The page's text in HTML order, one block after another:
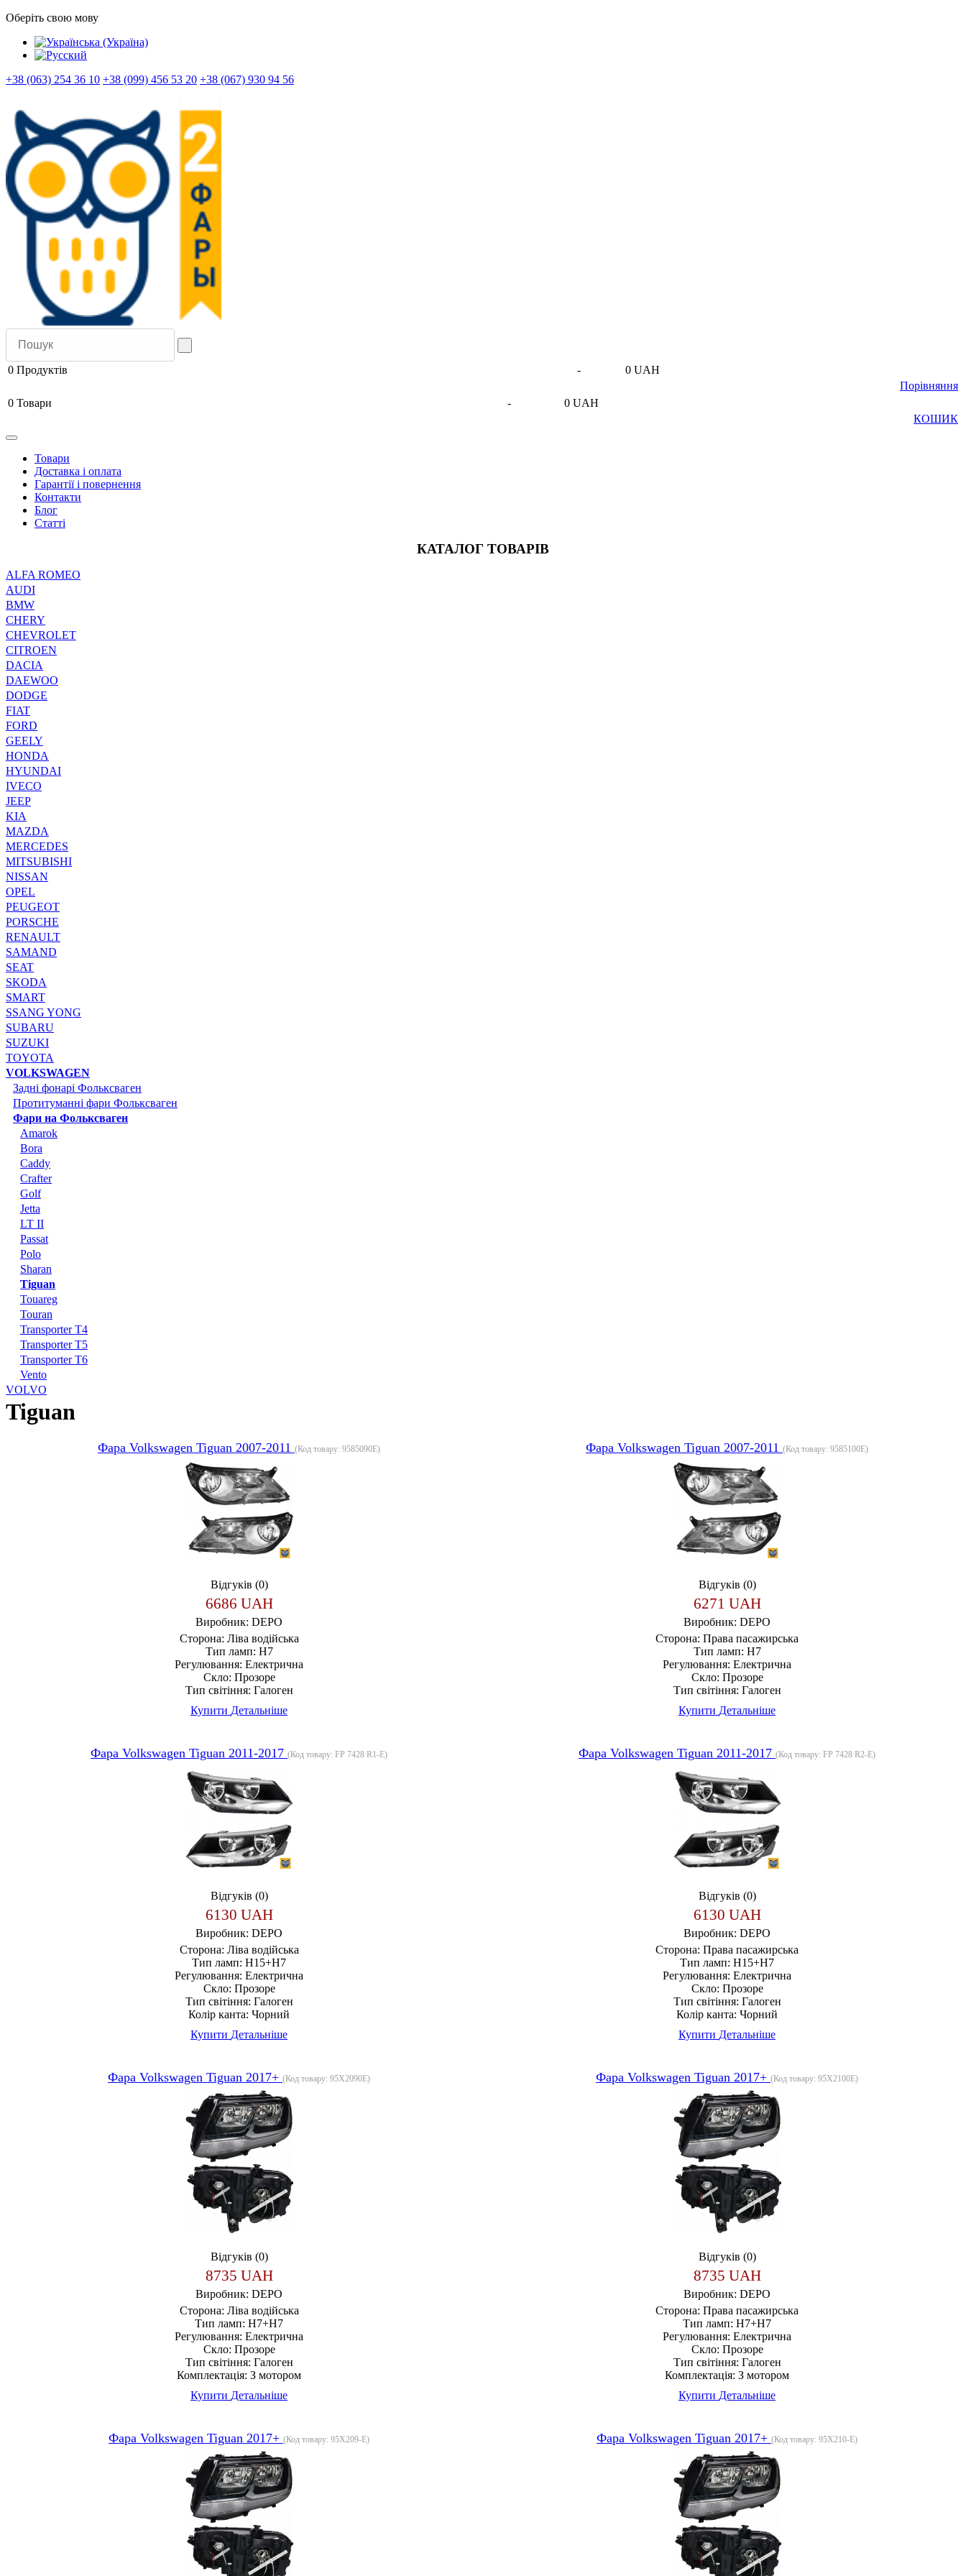
Оберіть свою мову
+38 (063) 254 36 10 +38 (099) 456 53 20 +38 (067) 930 94 56
0 Продуктів -
0 UAH
Порівняння
0 Товари -
0 UAH
КОШИК
Товари
Доставка і оплата
Гарантії і повернення
Контакти
Блог
Статті
КАТАЛОГ ТОВАРІВ
ALFA ROMEO
AUDI
BMW
CHERY
CHEVROLET
CITROEN
DACIA
DAEWOO
DODGE
FIAT
FORD
GEELY
HONDA
HYUNDAI
IVECO
JEEP
KIA
MAZDA
MERCEDES
MITSUBISHI
NISSAN
OPEL
PEUGEOT
PORSCHE
RENAULT
SAMAND
SEAT
SKODA
SMART
SSANG YONG
SUBARU
SUZUKI
TOYOTA
VOLKSWAGEN
Задні фонарі Фольксваген
Протитуманні фари Фольксваген
Фари на Фольксваген
Amarok
Bora
Caddy
Crafter
Golf
Jetta
LT II
Passat
Polo
Sharan
Tiguan
Touareg
Touran
Transporter T4
Transporter T5
Transporter T6
Vento
VOLVO
Tiguan
Фара Volkswagen Tiguan 2007-2011 (Код товару: 9585090E)
Відгуків (0)
6686 UAH
Виробник: DEPO
Сторона: Ліва водійська
Тип ламп: H7
Регулювання: Електрична
Скло: Прозоре
Тип світіння: Галоген
Купити Детальніше
Фара Volkswagen Tiguan 2007-2011 (Код товару: 9585100E)
Відгуків (0)
6271 UAH
Виробник: DEPO
Сторона: Права пасажирська
Тип ламп: H7
Регулювання: Електрична
Скло: Прозоре
Тип світіння: Галоген
Купити Детальніше
Фара Volkswagen Tiguan 2011-2017 (Код товару: FP 7428 R1-E)
Відгуків (0)
6130 UAH
Виробник: DEPO
Сторона: Ліва водійська
Тип ламп: H15+H7
Регулювання: Електрична
Скло: Прозоре
Тип світіння: Галоген
Колір канта: Чорний
Купити Детальніше
Фара Volkswagen Tiguan 2011-2017 (Код товару: FP 7428 R2-E)
Відгуків (0)
6130 UAH
Виробник: DEPO
Сторона: Права пасажирська
Тип ламп: H15+H7
Регулювання: Електрична
Скло: Прозоре
Тип світіння: Галоген
Колір канта: Чорний
Купити Детальніше
Фара Volkswagen Tiguan 2017+ (Код товару: 95X2090E)
Відгуків (0)
8735 UAH
Виробник: DEPO
Сторона: Ліва водійська
Тип ламп: H7+H7
Регулювання: Електрична
Скло: Прозоре
Тип світіння: Галоген
Комплектація: З мотором
Купити Детальніше
Фара Volkswagen Tiguan 2017+ (Код товару: 95X2100E)
Відгуків (0)
8735 UAH
Виробник: DEPO
Сторона: Права пасажирська
Тип ламп: H7+H7
Регулювання: Електрична
Скло: Прозоре
Тип світіння: Галоген
Комплектація: З мотором
Купити Детальніше
Фара Volkswagen Tiguan 2017+ (Код товару: 95X209-E) Фара Volkswagen Tiguan 2017+ (Код товару: 95X210-E)